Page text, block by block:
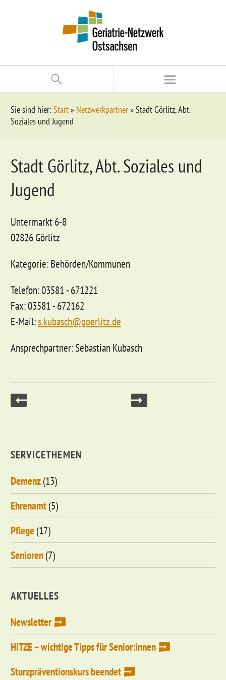
Sie sind hier: Start» Netzwerkpartner»Stadt Görlitz, Abt.
Soziales und Jugend
Stadt Görlitz, Abt. Soziales und
Jugend
Untermarkt 6-8
02826 Görlitz
Kategorie: Behörden/Kommunen
Telefon: 03581 - 671221
Fax: 03581 - 672162
E-Mail:s.kubasch@goerlitz.de
Ansprechpartner: Sebastian Kubasch
SERVICETHEMEN
Demenz(13)
Ehrenamt(5)
Pflege(17)
Senioren(7)
AKTUELLES
Newsletter
HITZE – wichtige Tipps für Senior:innen
Sturzpräventionskurs beendet